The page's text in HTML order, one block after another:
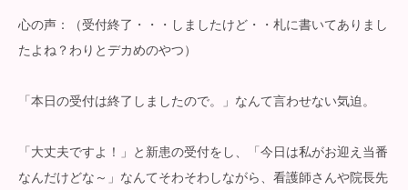
心の声：（受付終了・・・しましたけど・・札に書いてありまし
たよね？わりとデカめのやつ）
「本日の受付は終了しましたので。」なんて言わせない気迫。
「大丈夫ですよ！」と新患の受付をし、「今日は私がお迎え当番
なんだけどな～」なんてそわそわしながら、看護師さんや院長先